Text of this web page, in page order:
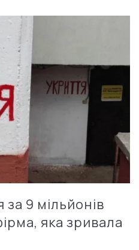
9 мільйонів
яка зривала